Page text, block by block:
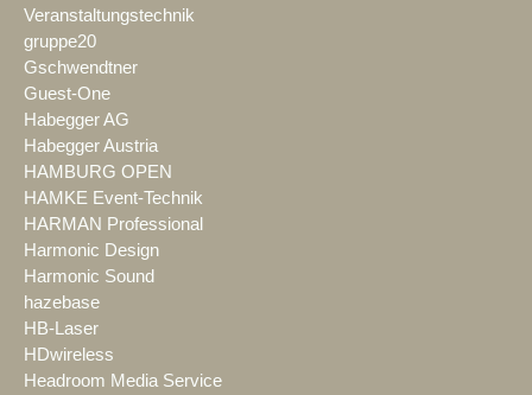
Veranstaltungstechnik
gruppe20
Gschwendtner
Guest-One
Habegger AG
Habegger Austria
HAMBURG OPEN
HAMKE Event-Technik
HARMAN Professional
Harmonic Design
Harmonic Sound
hazebase
HB-Laser
HDwireless
Headroom Media Service